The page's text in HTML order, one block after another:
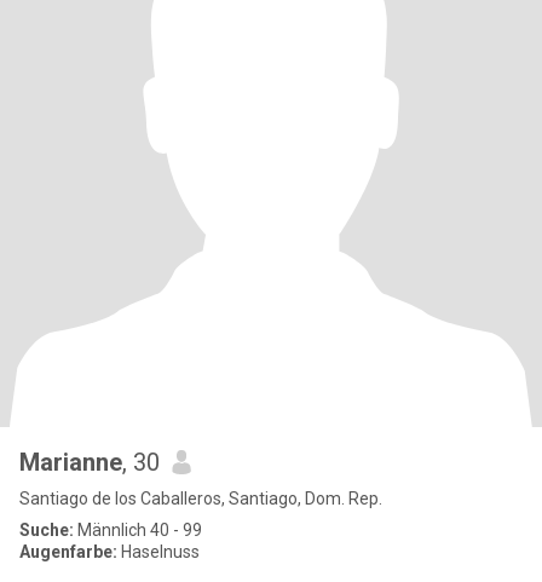
Marianne, 30
Santiago de los Caballeros, Santiago, Dom. Rep.
Suche: Männlich 40 - 99
Augenfarbe: Haselnuss